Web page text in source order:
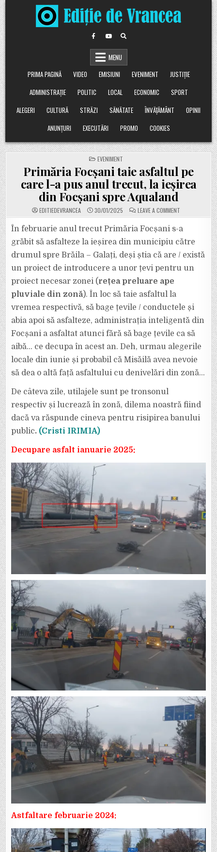
Skip
to
content
MENU
PRIMA PAGINĂ
VIDEO EMISIUNI EVENIMENT
JUSTIȚIE
ADMINISTRAȚIE
POLITIC LOCAL ECONOMIC
SPORT
ALEGERI
CULTURĂ STRĂZI SĂNĂTATE ÎNVĂȚĂMÂNT
OPINII
ANUNȚURI
EXECUTĂRI PROMO COOKIES
POSTED
IN
EVENIMENT
Primăria Focșani taie asfaltul pe
care l-a pus anul trecut, la ieșirea
din Focșani spre Aqualand
EDITIEDEVRANCEA 30/01/2025 LEAVE A COMMENT
PRIMĂRIA
TAIE
ASFALTUL
PE
CARE
L-
A
ANUL
SPRE
AQUALAND
În februarie anul trecut Primăria Focșani s-a
grăbit să asfalteze la ieșirea din municipiu către
drumul spre Brăila – Galați, deși știa că are / există
un proiect de introducere a unor țevi pentru un
proiect necesar zonei (rețea preluare ape
pluviale din zonă). În loc să taie asfaltul la
vremea respectivă, să bage țevile / conductele și
abia apoi să asfalteze, administrația inteligentă din
Focșani a asfaltat atunci fără să bage țevile ca să
aibă… ce decupa în acest an. Deh, urmau alegerile
locale din iunie și probabil că Misăilă avea nevoie
să dea o altă față asfaltului cu denivelări din zonă…
De câteva zile, utilajele sunt pe tronsonul
respectiv și lucrează în zonă, dilema noastră fiind
dacă va răspunde cineva pentru risipirea banului
public. (Cristi IRIMIA)
Decupare asfalt ianuarie 2025:
Astfaltare februarie 2024: